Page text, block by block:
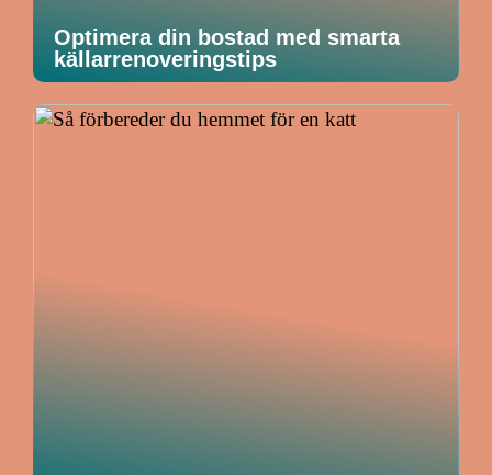
Optimera din bostad med smarta
källarrenoveringstips